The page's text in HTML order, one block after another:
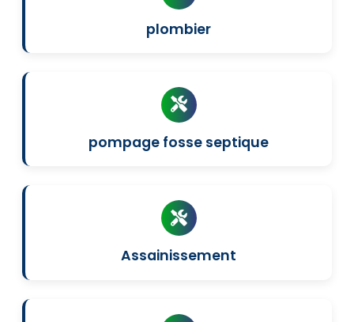
plombier
pompage fosse septique
Assainissement